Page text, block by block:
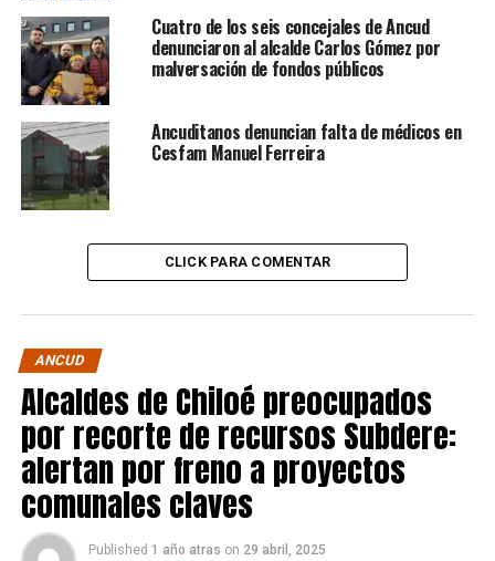
Cuatro de los seis concejales de Ancud
denunciaron al alcalde Carlos Gómez por
malversación de fondos públicos
Ancuditanos denuncian falta de médicos en
Cesfam Manuel Ferreira
CLICK PARA COMENTAR
ANCUD
Alcaldes de Chiloé preocupados
por recorte de recursos Subdere:
alertan por freno a proyectos
comunales claves
Published 1 año atras on 29 abril, 2025